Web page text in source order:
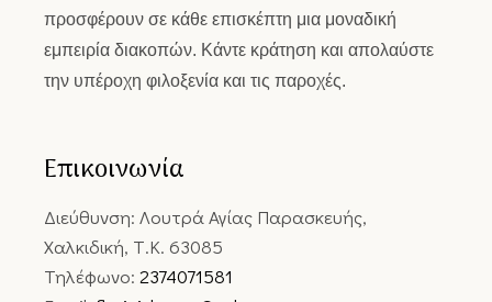
προσφέρουν σε κάθε επισκέπτη μια μοναδική
εμπειρία διακοπών. Κάντε κράτηση και απολαύστε
την υπέροχη φιλοξενία και τις παροχές.
Επικοινωνία
Διεύθυνση: Λουτρά Αγίας Παρασκευής,
Χαλκιδική, Τ.Κ. 63085
Τηλέφωνο: 2374071581